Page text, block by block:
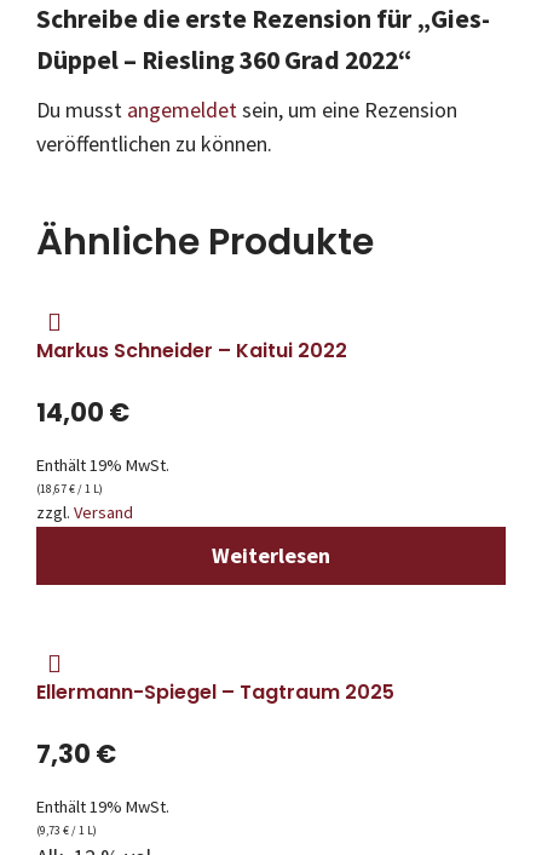
Schreibe die erste Rezension für „Gies-
Düppel – Riesling 360 Grad 2022“
Du musst angemeldetsein, um eine Rezension
veröffentlichen zu können.
Ähnliche Produkte
Markus Schneider – Kaitui 2022
14,00 €
Enthält 19% MwSt.
(18,67€/ 1 L)
zzgl. Versand
Weiterlesen
Ellermann-Spiegel – Tagtraum 2025
7,30 €
Enthält 19% MwSt.
(9,73 €/ 1 L)